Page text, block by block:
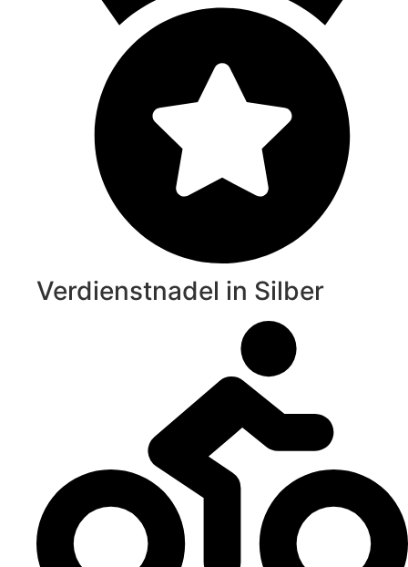
Verdienstnadel in Silber